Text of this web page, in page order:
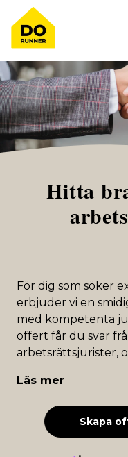
Hitta
För dig som söker
erbjuder vi en
med kompetenta
offert får du svar
arbetsrättsjurister,
Läs mer
Skapa